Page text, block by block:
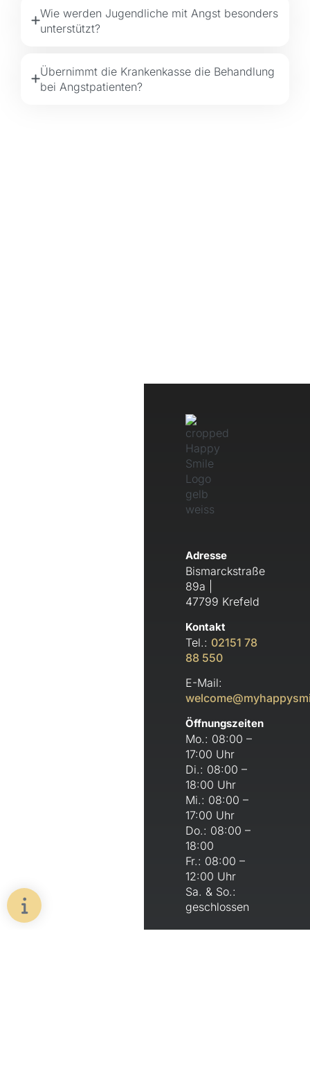
Wie werden Jugendliche mit Angst besonders
unterstützt?
Übernimmt die Krankenkasse die Behandlung
bei Angstpatienten?
Adresse
Bismarckstraße
89a |
47799 Krefeld
Kontakt
Tel.: 02151 78
88 550
E-Mail:
Öffnungszeiten
Mo.: 08:00 –
17:00 Uhr
Di.: 08:00 –
18:00 Uhr
Mi.: 08:00 –
17:00 Uhr
Do.: 08:00 –
18:00
Fr.: 08:00 –
12:00 Uhr
Sa. & So.:
geschlossen